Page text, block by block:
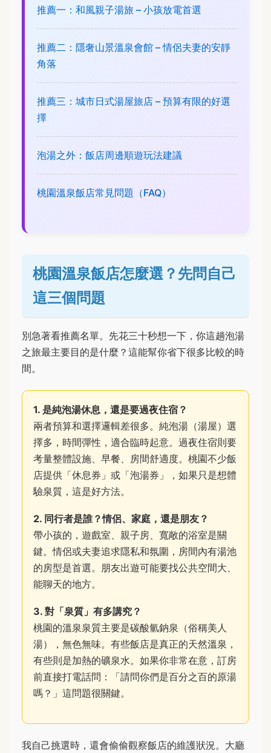
推薦一：和風親子湯旅 – 小孩放電首選
推薦二：隱奢山景溫泉會館 – 情侶夫妻的安靜
角落
推薦三：城市日式湯屋旅店 – 預算有限的好選
擇
泡湯之外：飯店周邊順遊玩法建議
桃園溫泉飯店常見問題（FAQ）
桃園溫泉飯店怎麼選？先問自己
這三個問題
別急著看推薦名單。先花三十秒想一下，你這趟泡湯
之旅最主要目的是什麼？這能幫你省下很多比較的時
間。
1. 是純泡湯休息，還是要過夜住宿？
兩者預算和選擇邏輯差很多。純泡湯（湯屋）選
擇多，時間彈性，適合臨時起意。過夜住宿則要
考量整體設施、早餐、房間舒適度。桃園不少飯
店提供「休息券」或「泡湯券」，如果只是想體
驗泉質，這是好方法。
2. 同行者是誰？情侶、家庭，還是朋友？
帶小孩的，遊戲室、親子房、寬敞的浴室是關
鍵。情侶或夫妻追求隱私和氛圍，房間內有湯池
的房型是首選。朋友出遊可能要找公共空間大、
能聊天的地方。
3. 對「泉質」有多講究？
桃園的溫泉泉質主要是碳酸氫鈉泉（俗稱美人
湯），無色無味。有些飯店是真正的天然溫泉，
有些則是加熱的礦泉水。如果你非常在意，訂房
前直接打電話問：「請問你們是百分之百的原湯
嗎？」這問題很關鍵。
我自己挑選時，還會偷偷觀察飯店的維護狀況。大廳